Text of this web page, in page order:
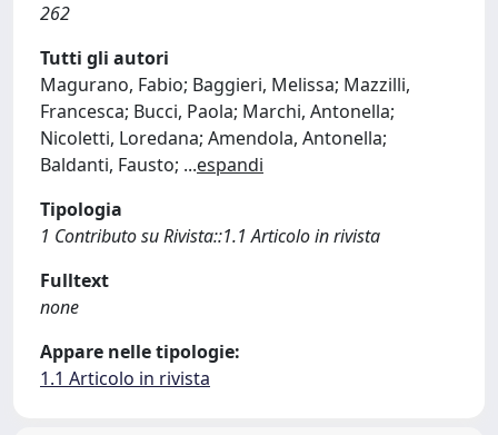
262
Tutti gli autori
Magurano, Fabio; Baggieri, Melissa; Mazzilli,
Francesca; Bucci, Paola; Marchi, Antonella;
Nicoletti, Loredana; Amendola, Antonella;
Baldanti, Fausto; ...espandi
Tipologia
1 Contributo su Rivista::1.1 Articolo in rivista
Fulltext
none
Appare nelle tipologie:
1.1 Articolo in rivista